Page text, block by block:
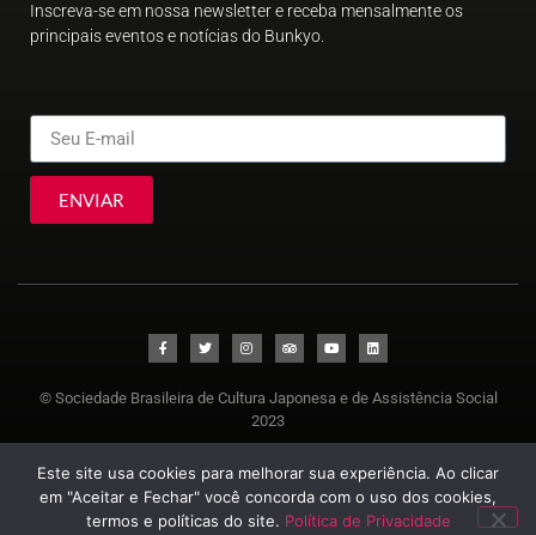
Inscreva-se em nossa newsletter e receba mensalmente os
principais eventos e notícias do Bunkyo.
ENVIAR
© Sociedade Brasileira de Cultura Japonesa e de Assistência Social
2023
Este site usa cookies para melhorar sua experiência. Ao clicar
em "Aceitar e Fechar" você concorda com o uso dos cookies,
termos e políticas do site. Política de Privacidade